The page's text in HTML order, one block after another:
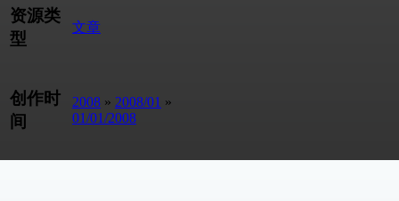
资源类
型
文章
创作时
间
2008 » 2008/01 »
01/01/2008